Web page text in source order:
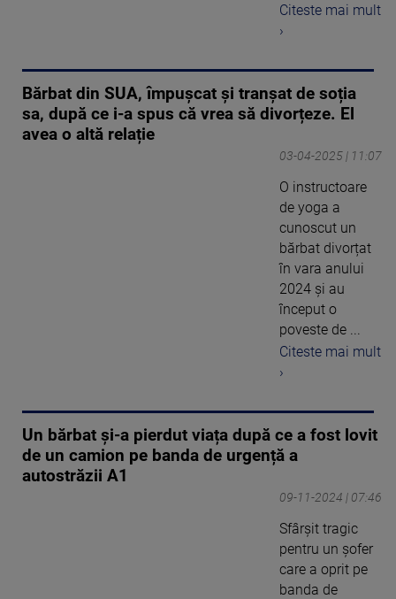
Citeste mai mult
›
Bărbat din SUA, împușcat și tranșat de soția
sa, după ce i-a spus că vrea să divorțeze. El
avea o altă relație
03-04-2025 | 11:07
O instructoare
de yoga a
cunoscut un
bărbat divorțat
în vara anului
2024 și au
început o
poveste de ...
Citeste mai mult
›
Un bărbat și-a pierdut viața după ce a fost lovit
de un camion pe banda de urgență a
autostrăzii A1
09-11-2024 | 07:46
Sfârșit tragic
pentru un șofer
care a oprit pe
banda de